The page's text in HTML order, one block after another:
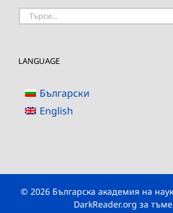
Търсене
LANGUAGE
Български
English
© 2026 Българска академия на
DarkReader.org за